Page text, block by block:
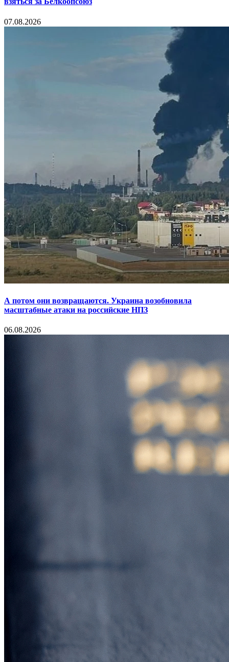
07.08.2026
А потом они возвращаются. Украина возобновила
масштабные атаки на российские НПЗ
06.08.2026